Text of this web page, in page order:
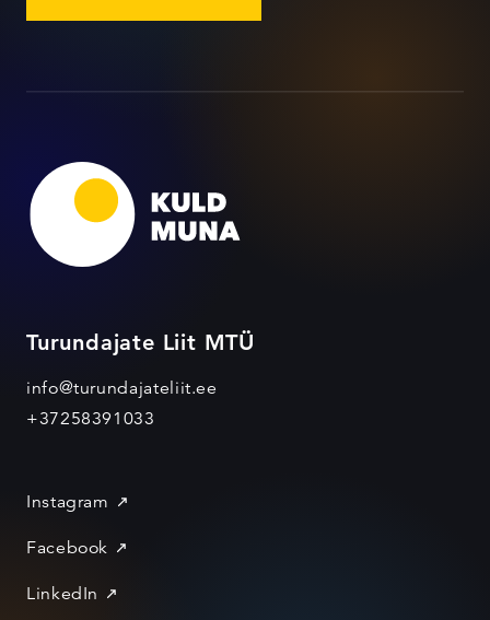
Turundajate Liit MTÜ
info@turundajateliit.ee
+37258391033
Instagram
Facebook
LinkedIn